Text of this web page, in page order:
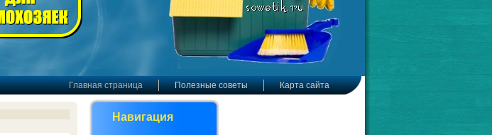
Главная страница Полезные советы Карта сайта
Навигация